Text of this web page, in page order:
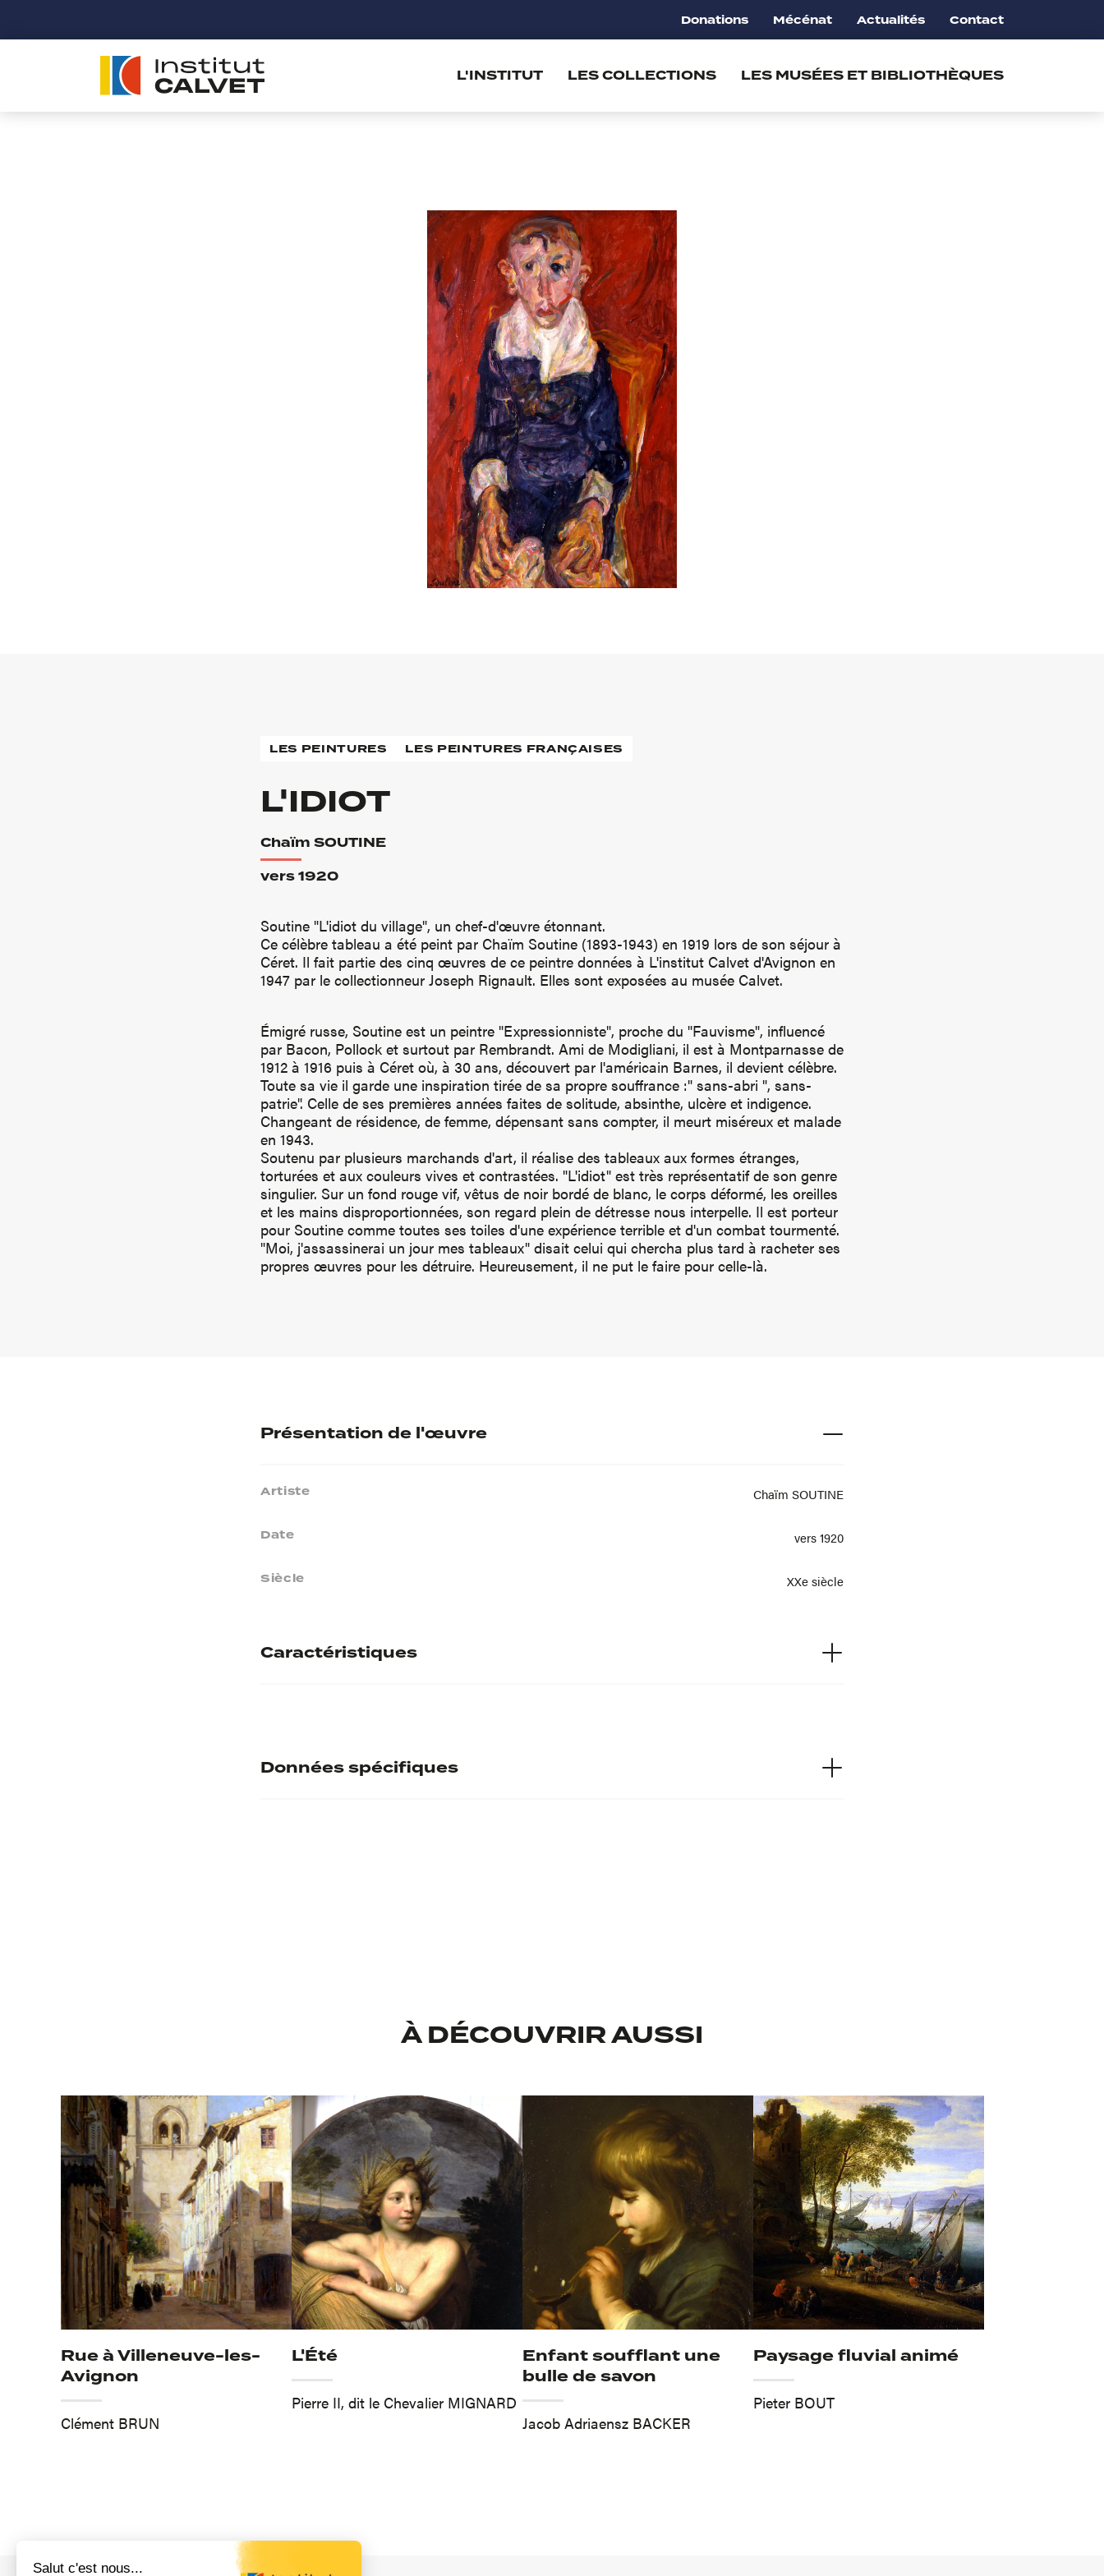
Donations Mécénat Actualités Contact
L'INSTITUT LES COLLECTIONS LES MUSÉES ET BIBLIOTHÈQUES
LES PEINTURES LES PEINTURES FRANÇAISES
L'IDIOT
Chaïm SOUTINE
vers 1920
Soutine "L'idiot du village", un chef-d'œuvre étonnant.
Ce célèbre tableau a été peint par Chaïm Soutine (1893-1943) en 1919 lors de son séjour à
Céret. Il fait partie des cinq œuvres de ce peintre données à L'institut Calvet d'Avignon en
1947 par le collectionneur Joseph Rignault. Elles sont exposées au musée Calvet.
Émigré russe, Soutine est un peintre "Expressionniste", proche du "Fauvisme", influencé
par Bacon, Pollock et surtout par Rembrandt. Ami de Modigliani, il est à Montparnasse de
1912 à 1916 puis à Céret où, à 30 ans, découvert par l'américain Barnes, il devient célèbre.
Toute sa vie il garde une inspiration tirée de sa propre souffrance :" sans-abri ", sans-
patrie". Celle de ses premières années faites de solitude, absinthe, ulcère et indigence.
Changeant de résidence, de femme, dépensant sans compter, il meurt miséreux et malade
en 1943.
Soutenu par plusieurs marchands d'art, il réalise des tableaux aux formes étranges,
torturées et aux couleurs vives et contrastées. "L'idiot" est très représentatif de son genre
singulier. Sur un fond rouge vif, vêtus de noir bordé de blanc, le corps déformé, les oreilles
et les mains disproportionnées, son regard plein de détresse nous interpelle. Il est porteur
pour Soutine comme toutes ses toiles d'une expérience terrible et d'un combat tourmenté.
"Moi, j'assassinerai un jour mes tableaux" disait celui qui chercha plus tard à racheter ses
propres œuvres pour les détruire. Heureusement, il ne put le faire pour celle-là.
Présentation de l'œuvre
Artiste Chaïm SOUTINE
Date vers 1920
Siècle XXe siècle
Caractéristiques
Données spécifiques
Ville de l'établissement recevant le prêt
Date de début du prêt 1 septembre 2023
Date de fin du prêt 31 janvier 2024
À DÉCOUVRIR AUSSI
Rue à Villeneuve-les-
Avignon
Clément BRUN
L'Été
Pierre II, dit le Chevalier MIGNARD
Enfant soufflant une
bulle de savon
Jacob Adriaensz BACKER
Paysage fluvial animé
Pieter BOUT